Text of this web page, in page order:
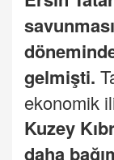
gelmişti.
ekonomik
Kuzey
daha